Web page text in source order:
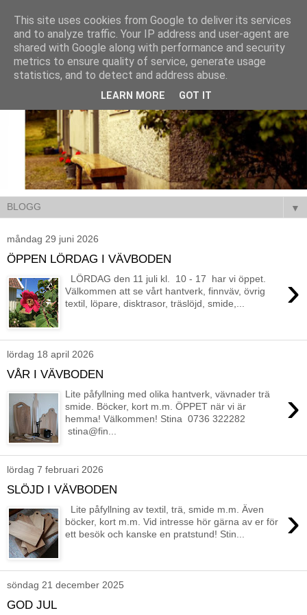
▼
måndag 29 juni 2026
ÖPPEN LÖRDAG I VÄVBODEN
›
LÖRDAG den 11 juli kl. 10 - 17 har vi öppet.
Välkommen att se vårt hantverk, finnväv, övrig
textil, löpare, disktrasor, träslöjd, smide,...
lördag 18 april 2026
VÅR I VÄVBODEN
›
Lite påfyllning med olika hantverk, vävnader trä
smide. Böcker, kort m.m. ÖPPET när vi är
hemma! Välkommen! Stina 0736 322282
stina@fin...
lördag 7 februari 2026
SLÖJD I VÄVBODEN
›
Lite påfyllning av textil, trä, smide m.m. Även
böcker, kort m.m. Vid intresse hör gärna av er för
ett besök och kanske en pratstund! Stin...
söndag 21 december 2025
GOD JUL
This site uses cookies from Google to deliver its services
and to analyze traffic. Your IP address and user-agent are
shared with Google along with performance and security
metrics to ensure quality of service, generate usage
statistics, and to detect and address abuse.
LEARN MORE GOT IT